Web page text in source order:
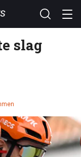
slag